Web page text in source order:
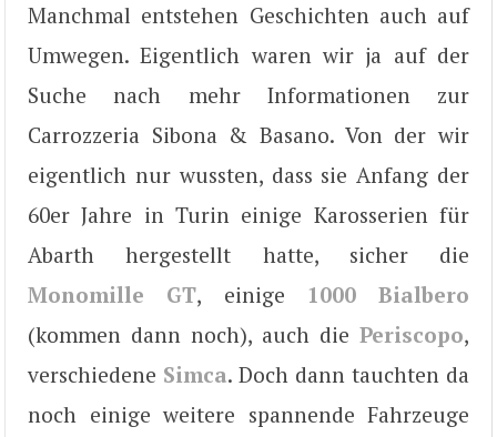
Manchmal entstehen Geschichten auch auf
Umwegen. Eigentlich waren wir ja auf der
Suche nach mehr Informationen zur
Carrozzeria Sibona & Basano. Von der wir
eigentlich nur wussten, dass sie Anfang der
60er Jahre in Turin einige Karosserien für
Abarth hergestellt hatte, sicher die
Monomille GT, einige 1000 Bialbero
(kommen dann noch), auch die Periscopo,
verschiedene Simca. Doch dann tauchten da
noch einige weitere spannende Fahrzeuge